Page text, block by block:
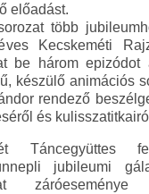
előadást.
több
Kecskeméti
be három epizódot
készülő animációs
rendező
és
Táncegyüttes
jubileumi